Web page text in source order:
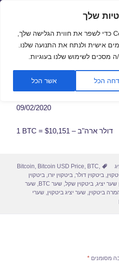
פתח
שלך
אנו משתמשים בקובצי Cookie כדי לשפר את חווית הגלישה שלך,
אישית ולנתח את התנועה שלנו.
מסכים לשימוש שלנו בעוגיות.
דחה הכל אשר הכל
– שער יציג
תפריטים
ווידג'טים
02/2020
09/02/2020
1 BTC = $10,151 – דולר ארה"ב
תגיות Bitcoin, Bitcoin USD Price, BTC,
,ביטקוין דולר,ביטקוין יורו,ביטקוין
שער יציג,ביטקוין שקל,שער BTC ,שער
ביטקוין,שער יציג ביטקוין,שערי
מסומנים*